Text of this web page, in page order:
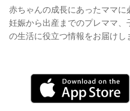
赤ちゃんの成長にあったママに
妊娠から出産までのプレママ
の生活に役立つ情報をお届けし